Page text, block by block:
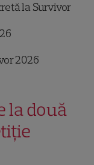
la Survivor
2026
la două